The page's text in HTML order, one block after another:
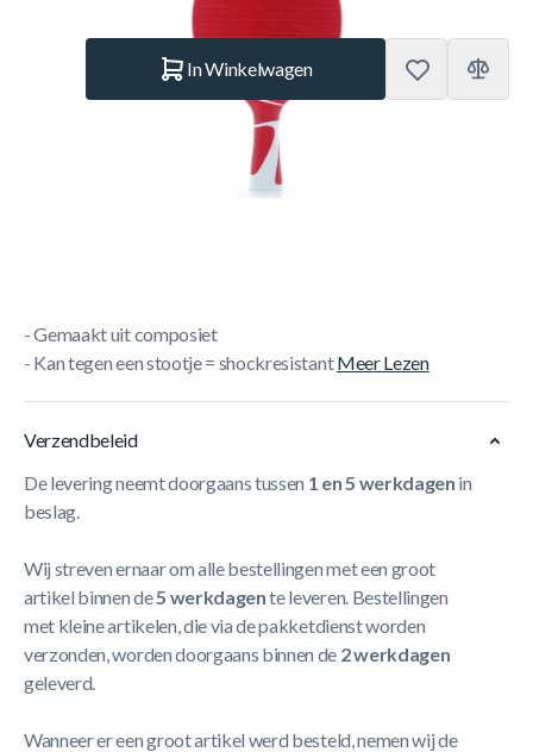
In Winkelwagen
- Gemaakt uit composiet
- Kan tegen een stootje = shockresistantMeer Lezen
Verzendbeleid
De levering neemt doorgaans tussen 1 en 5 werkdagen in
beslag.
Wij streven ernaar om alle bestellingen met een groot
artikel binnen de5 werkdagente leveren. Bestellingen
met kleine artikelen, die via de pakketdienst worden
verzonden, worden doorgaans binnen de 2 werkdagen
geleverd.
Wanneer er een groot artikel werd besteld, nemen wij de